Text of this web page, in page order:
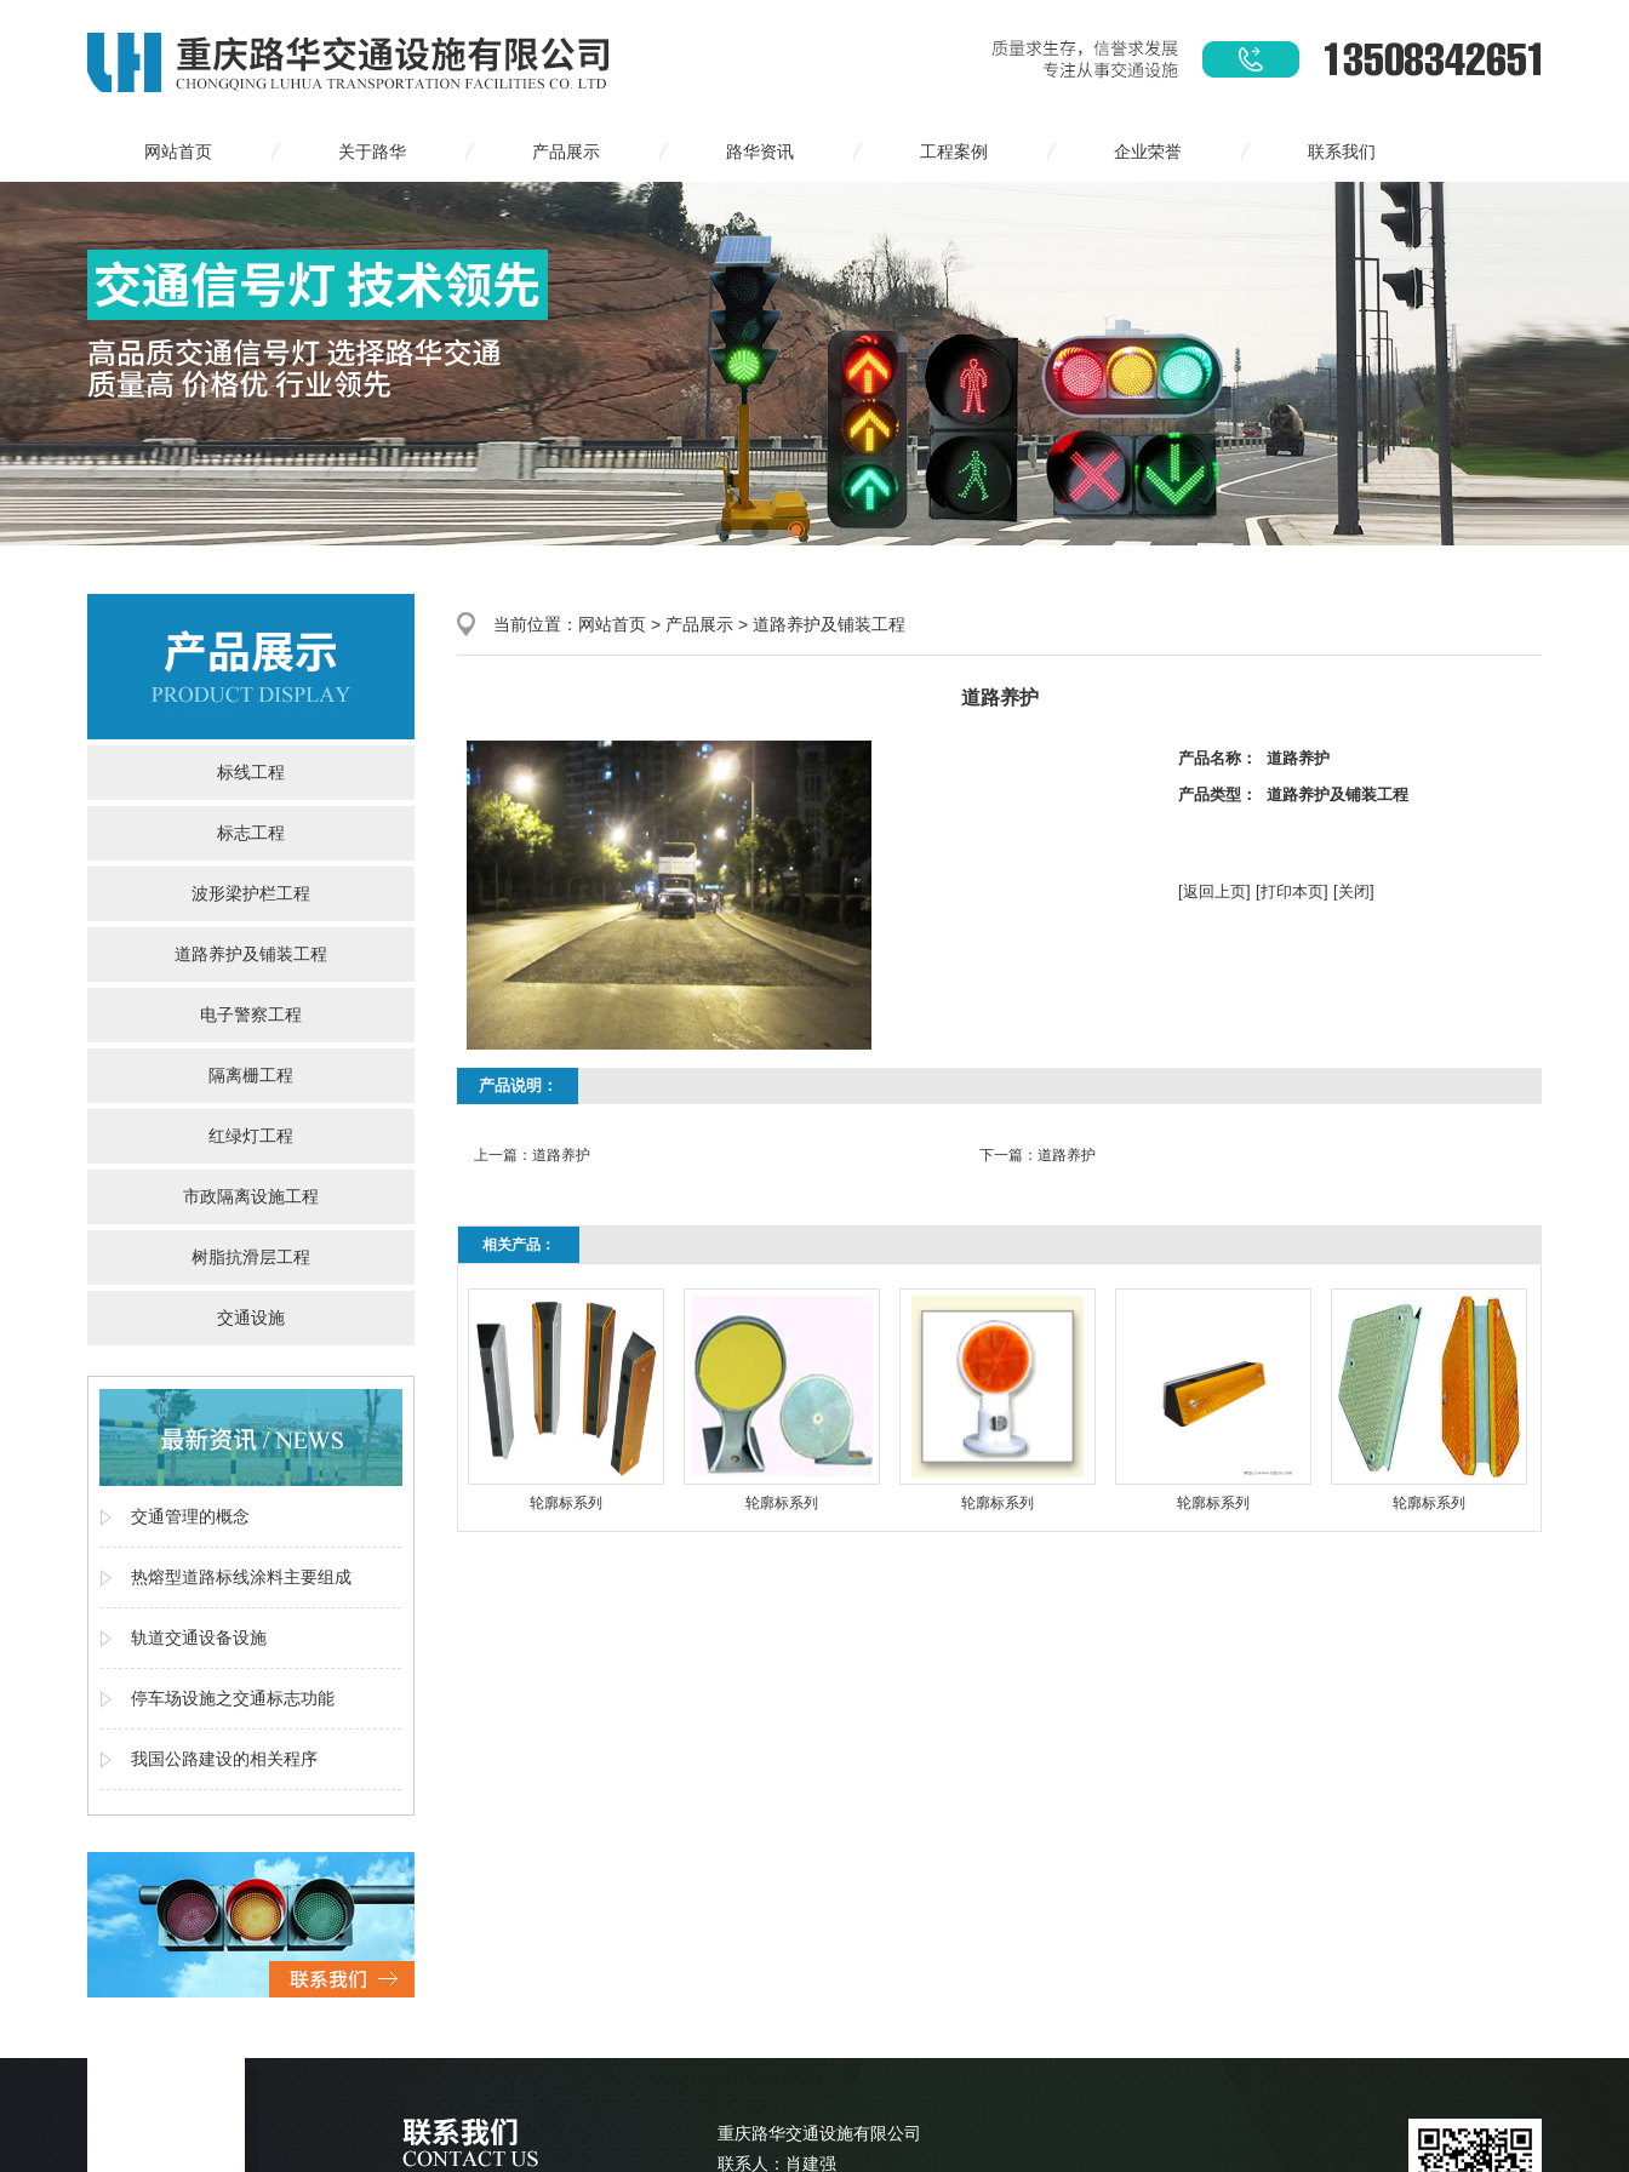
网站首页 关于路华 产品展示 路华资讯 工程案例 企业荣誉 联系我们
标线工程
标志工程
波形梁护栏工程
道路养护及铺装工程
电子警察工程
隔离栅工程
红绿灯工程
市政隔离设施工程
树脂抗滑层工程
交通设施
交通管理的概念
热熔型道路标线涂料主要组成
轨道交通设备设施
停车场设施之交通标志功能
我国公路建设的相关程序
当前位置： 网站首页 > 产品展示 > 道路养护及铺装工程
道路养护
产品名称： 道路养护
产品类型： 道路养护及铺装工程
[返回上页] [打印本页] [关闭]
产品说明：
上一篇： 道路养护 下一篇： 道路养护
相关产品：
轮廓标系列 轮廓标系列 轮廓标系列 轮廓标系列 轮廓标系列
重庆路华交通设施有限公司
联系人：肖建强